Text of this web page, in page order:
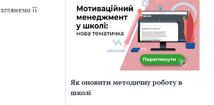
її
Як оновити методичну роботу в
школі